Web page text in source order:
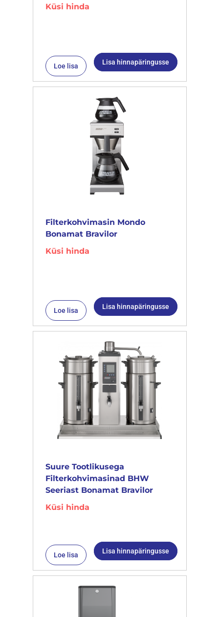
Küsi hinda
Loe lisa Lisa hinnapäringusse
Filterkohvimasin Mondo
Bonamat Bravilor
Küsi hinda
Loe lisa Lisa hinnapäringusse
Suure Tootlikusega
Filterkohvimasinad BHW
Seeriast Bonamat Bravilor
Küsi hinda
Loe lisa Lisa hinnapäringusse